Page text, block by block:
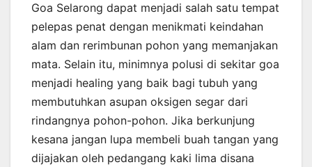
Goa Selarong dapat menjadi salah satu tempat
pelepas penat dengan menikmati keindahan
alam dan rerimbunan pohon yang memanjakan
mata. Selain itu, minimnya polusi di sekitar goa
menjadi healing yang baik bagi tubuh yang
membutuhkan asupan oksigen segar dari
rindangnya pohon-pohon. Jika berkunjung
kesana jangan lupa membeli buah tangan yang
dijajakan oleh pedangang kaki lima disana